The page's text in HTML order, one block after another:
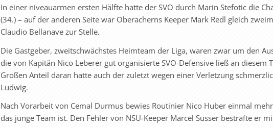
In einer niveauarmen ersten Hälfte hatte der SVO durch Marin Stefotic die
(34.) – auf der anderen Seite war Oberacherns Keeper Mark Redl gleich
Claudio Bellanave zur Stelle.
Die Gastgeber, zweitschwächstes Heimteam der Liga, waren zwar um den
die von Kapitän Nico Leberer gut organisierte SVO-Defensive ließ an diesem
Großen Anteil daran hatte auch der zuletzt wegen einer Verletzung
Ludwig.
Nach Vorarbeit von Cemal Durmus bewies Routinier Nico Huber einmal
das junge Team ist. Den Fehler von NSU-Keeper Marcel Susser bestrafte er